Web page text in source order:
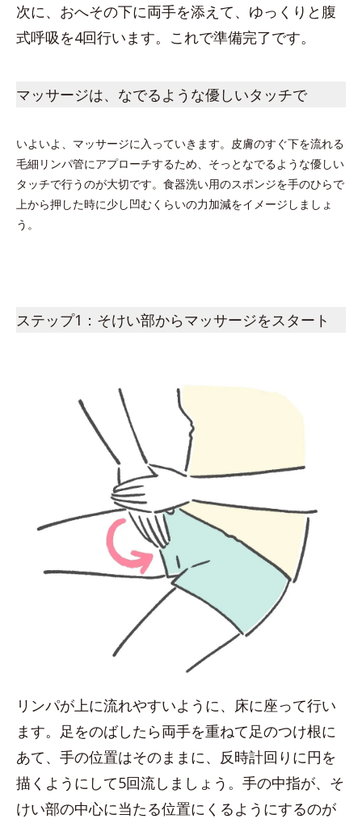
次に、おへその下に両手を添えて、ゆっくりと腹
式呼吸を4回行います。これで準備完了です。
マッサージは、なでるような優しいタッチで
いよいよ、マッサージに入っていきます。皮膚のすぐ下を流れる
毛細リンパ管にアプローチするため、そっとなでるような優しい
タッチで行うのが大切です。食器洗い用のスポンジを手のひらで
上から押した時に少し凹むくらいの力加減をイメージしましょ
う。
ステップ1：そけい部からマッサージをスタート
リンパが上に流れやすいように、床に座って行い
ます。足をのばしたら両手を重ねて足のつけ根に
あて、手の位置はそのままに、反時計回りに円を
描くようにして5回流しましょう。手の中指が、そ
けい部の中心に当たる位置にくるようにするのが